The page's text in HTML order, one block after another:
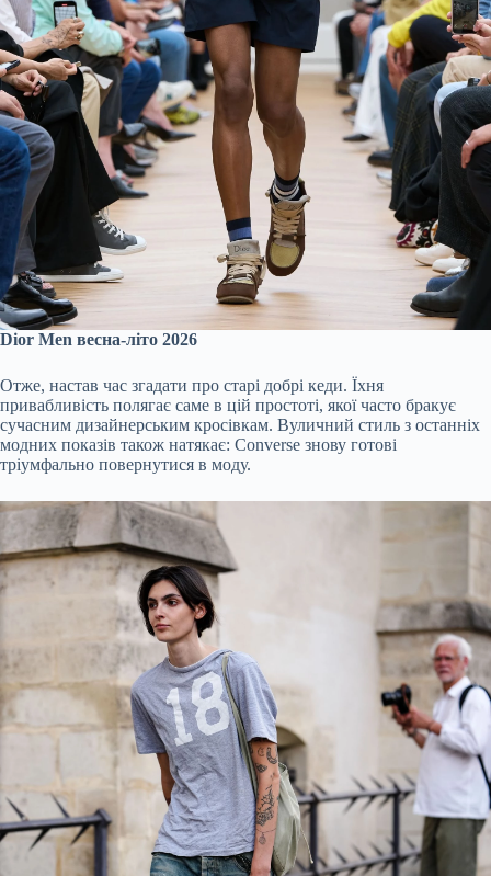
Dior Men весна-літо 2026
Отже, настав час згадати про старі добрі кеди. Їхня
привабливість полягає саме в цій простоті, якої часто бракує
сучасним дизайнерським кросівкам. Вуличний стиль з останніх
модних показів також натякає: Converse знову готові
тріумфально повернутися в моду.